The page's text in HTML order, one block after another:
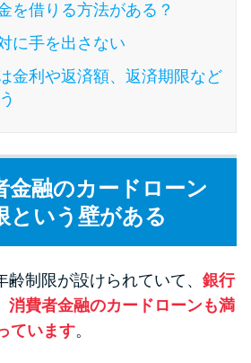
息期間を利用して利息0円で
の家賃払えない…2ヵ月目に
払えないが強制退去は避け
…市役所に相談より賢い方
を借りる方法がある？
に手を出さない
金利や返済額、返済期限など
金融のカードローン
という壁がある
制限が設けられていて、 銀行
消費者金融のカードローンも満
ています。